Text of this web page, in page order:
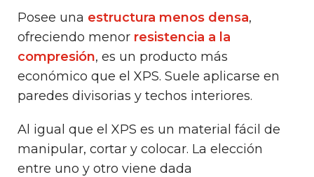
Posee una estructura menos densa,
ofreciendo menor resistencia a la
compresión, es un producto más
económico que el XPS. Suele aplicarse en
paredes divisorias y techos interiores.
Al igual que el XPS es un material fácil de
manipular, cortar y colocar. La elección
entre uno y otro viene dada